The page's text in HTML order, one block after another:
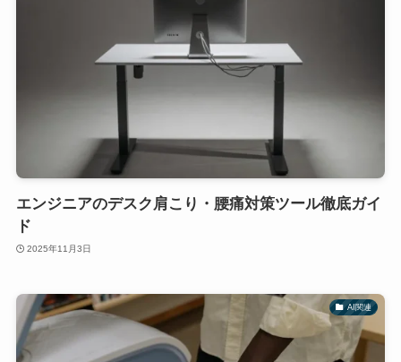
エンジニアのデスク肩こり・腰痛対策ツール徹底ガイ
ド
2025年11月3日
AI関連